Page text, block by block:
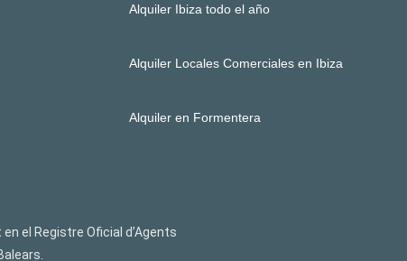
Alquiler Ibiza todo el año
Alquiler Locales Comerciales en Ibiza
Alquiler en Formentera
el Registre Oficial d’Agents